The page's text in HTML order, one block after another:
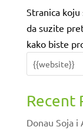
Stranica
da suzite
kako biste
Recent
Donau Soja i